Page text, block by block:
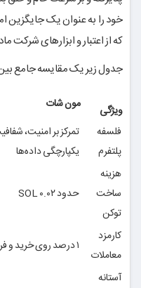
خود را به عنوان یک جایگزین
که از اعتبار و ابزارهای شرکت
جدول زیر یک مقایسه جامع
ویژگی مون شات
فلسفه
پلتفرم
تمرکز بر امنیت،
یکپارچگی داده‌ها
هزینه
ساخت
توکن
حدود ۰.۰۲ SOL
کارمزد
معاملات
۱ درصد روی خرید و فروش
آستانه